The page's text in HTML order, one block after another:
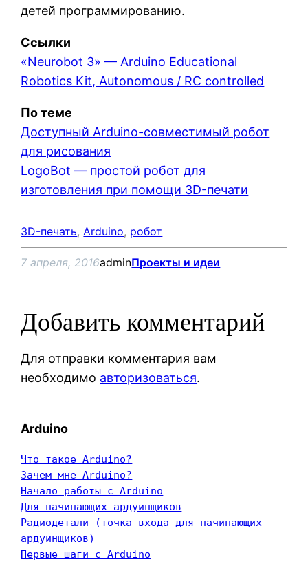
детей программированию.
Ссылки
«Neurobot 3» — Arduino Educational
Robotics Kit, Autonomous / RC controlled
По теме
Доступный Arduino-совместимый робот
для рисования
LogoBot — простой робот для
изготовления при помощи 3D-печати
3D-печать, Arduino, робот
7 апреля, 2016adminПроекты и идеи
Добавить комментарий
Для отправки комментария вам
необходимо авторизоваться.
Arduino
Что такое Arduino?
Зачем мне Arduino?
Начало работы с Arduino
Для начинающих ардуинщиков
Радиодетали (точка входа для начинающих
ардуинщиков)
Первые шаги с Arduino